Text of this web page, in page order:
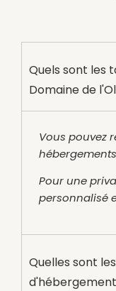
Quels sont les
Domaine de
Vous pouvez
Pour une
personnalisé
Quelles sont